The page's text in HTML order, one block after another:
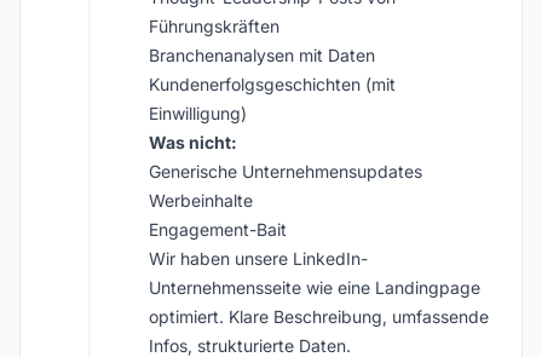
Führungskräften
Branchenanalysen mit Daten
Kundenerfolgsgeschichten (mit
Einwilligung)
Was nicht:
Generische Unternehmensupdates
Werbeinhalte
Engagement-Bait
Wir haben unsere LinkedIn-
Unternehmensseite wie eine Landingpage
optimiert. Klare Beschreibung, umfassende
Infos, strukturierte Daten.